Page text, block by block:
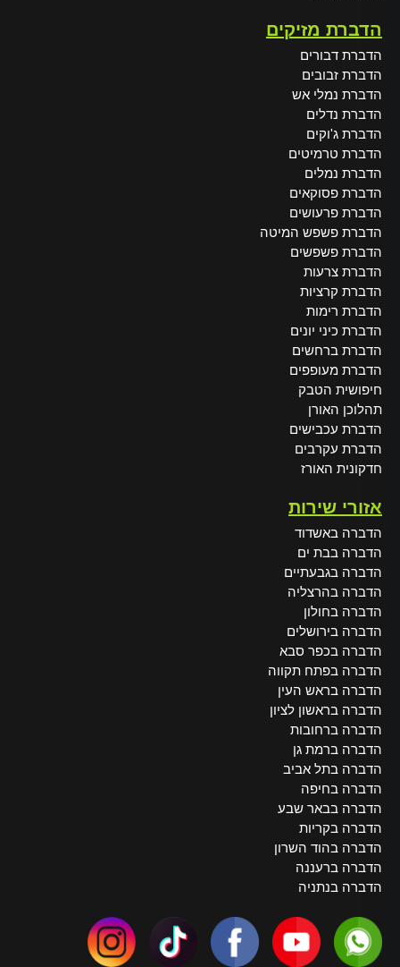
הדברת מזיקים
הדברת דבורים
הדברת זבובים
הדברת נמלי אש
הדברת נדלים
הדברת ג'וקים
הדברת טרמיטים
הדברת נמלים
הדברת פסוקאים
הדברת פרעושים
הדברת פשפש המיטה
הדברת פשפשים
הדברת צרעות
הדברת קרציות
הדברת רימות
הדברת כיני יונים
הדברת ברחשים
הדברת מעופפים
חיפושית הטבק
תהלוכן האורן
הדברת עכבישים
הדברת עקרבים
חדקונית האורז
אזורי שירות
הדברה באשדוד
הדברה בבת ים
הדברה בגבעתיים
הדברה בהרצליה
הדברה בחולון
הדברה בירושלים
הדברה בכפר סבא
הדברה בפתח תקווה
הדברה בראש העין
הדברה בראשון לציון
הדברה ברחובות
הדברה ברמת גן
הדברה בתל אביב
הדברה בחיפה
הדברה בבאר שבע
הדברה בקריות
הדברה בהוד השרון
הדברה ברעננה
הדברה בנתניה